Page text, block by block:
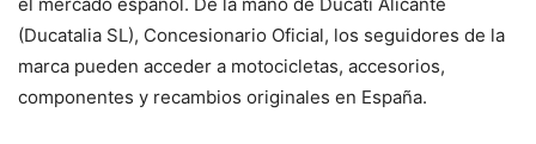
(Ducatalia SL), Concesionario Oficial, los seguidores de la
marca pueden acceder a motocicletas, accesorios,
componentes y recambios originales en España.